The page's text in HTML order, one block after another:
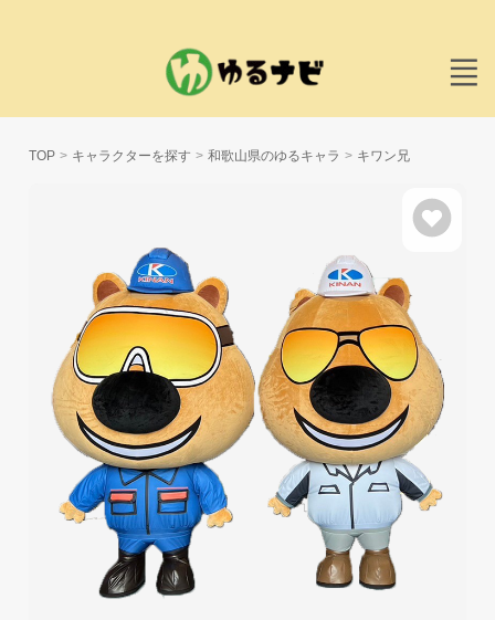
TOP キャラクターを探す 和歌山県のゆるキャラ キワン兄